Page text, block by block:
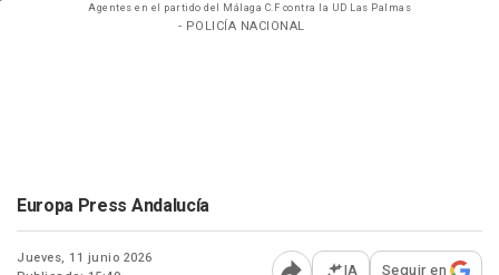
Agentes en el partido del Málaga C.F contra la UD Las Palmas
- POLICÍA NACIONAL
Europa Press Andalucía
Jueves, 11 junio 2026
IA Seguir en